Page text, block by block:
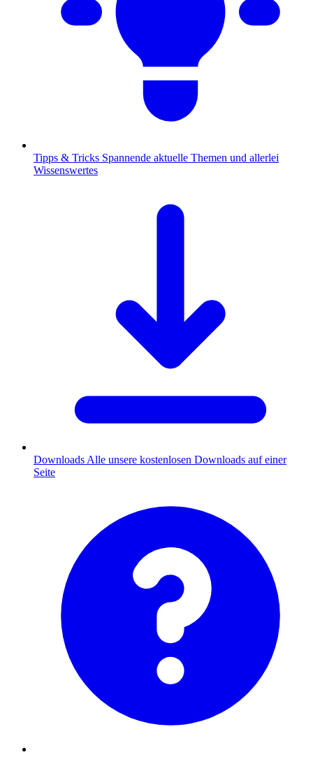
Tipps & Tricks Spannende aktuelle Themen und allerlei
Wissenswertes
Downloads Alle unsere kostenlosen Downloads auf einer
Seite